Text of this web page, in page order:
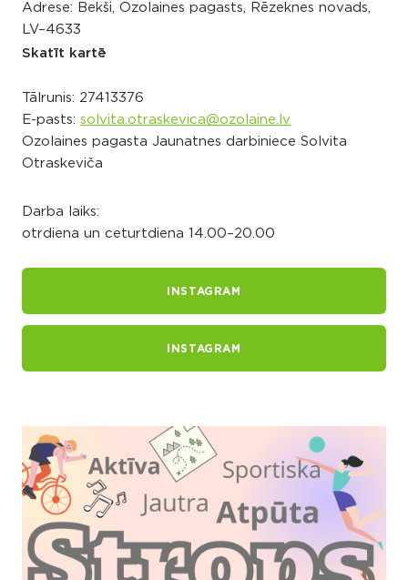
Adrese: Bekši, Ozolaines pagasts, Rēzeknes novads,
LV–4633
Skatīt kartē
Tālrunis: 27413376
E-pasts: solvita.otraskevica@ozolaine.lv
Ozolaines pagasta Jaunatnes darbiniece Solvita
Otraskeviča
Darba laiks:
otrdiena un ceturtdiena 14.00–20.00
INSTAGRAM
INSTAGRAM